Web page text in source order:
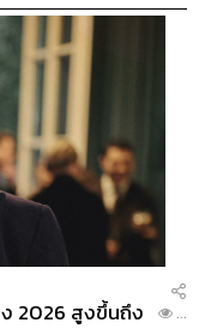
2026 สูงขึ้นถึง
...